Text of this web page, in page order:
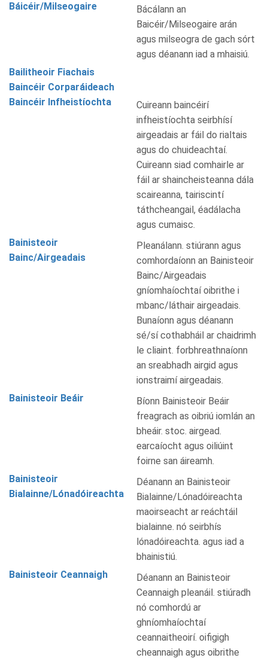
Báicéir/Milseogaire
Bácálann an
Baicéir/Milseogaire arán
agus milseogra de gach sórt
agus déanann iad a mhaisiú.
Bailitheoir Fiachais
Baincéir Corparáideach
Baincéir Infheistíochta
Cuireann baincéirí
infheistíochta seirbhísí
airgeadais ar fáil do rialtais
agus do chuideachtaí.
Cuireann siad comhairle ar
fáil ar shaincheisteanna dála
scaireanna, tairiscintí
táthcheangail, éadálacha
agus cumaisc.
Bainisteoir
Bainc/Airgeadais
Pleanálann. stiúrann agus
comhordaíonn an Bainisteoir
Bainc/Airgeadais
gníomhaíochtaí oibrithe i
mbanc/láthair airgeadais.
Bunaíonn agus déanann
sé/sí cothabháil ar chaidrimh
le cliaint. forbhreathnaíonn
an sreabhadh airgid agus
ionstraimí airgeadais.
Bainisteoir Beáir
Bíonn Bainisteoir Beáir
freagrach as oibriú iomlán an
bheáir. stoc. airgead.
earcaíocht agus oiliúint
foirne san áireamh.
Bainisteoir
Bialainne/Lónadóireachta
Déanann an Bainisteoir
Bialainne/Lónadóireachta
maoirseacht ar reáchtáil
bialainne. nó seirbhís
lónadóireachta. agus iad a
bhainistiú.
Bainisteoir Ceannaigh
Déanann an Bainisteoir
Ceannaigh pleanáil. stiúradh
nó comhordú ar
ghníomhaíochtaí
ceannaitheoirí. oifigigh
cheannaigh agus oibrithe